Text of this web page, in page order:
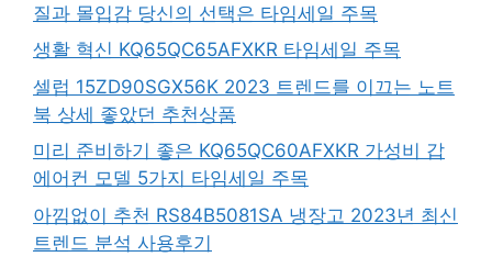
질과 몰입감 당신의 선택은 타임세일 주목
생활 혁신 KQ65QC65AFXKR 타임세일 주목
셀럽 15ZD90SGX56K 2023 트렌드를 이끄는 노트
북 상세 좋았던 추천상품
미리 준비하기 좋은 KQ65QC60AFXKR 가성비 갑
에어컨 모델 5가지 타임세일 주목
아낌없이 추천 RS84B5081SA 냉장고 2023년 최신
트렌드 분석 사용후기